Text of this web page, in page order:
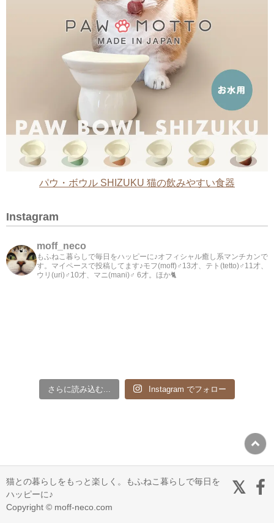
パウ・ボウル SHIZUKU 猫の飲みやすい食器
Instagram
moff_neco
もふねこ暮らしで毎日をハッピーに♪オフィシャル癒し系マンチカンで
す。マイペースで投稿してます♪モフ(moff)♂13才、テト(tetto)♂11才、
ウリ(uri)♂10才、マニ(mani)♂ 6才。ほか🐈
さらに読み込む... Instagram でフォロー
猫との暮らしをもっと楽しく。もふねこ暮らしで毎日を
ハッピーに♪
Copyright © moff-neco.com